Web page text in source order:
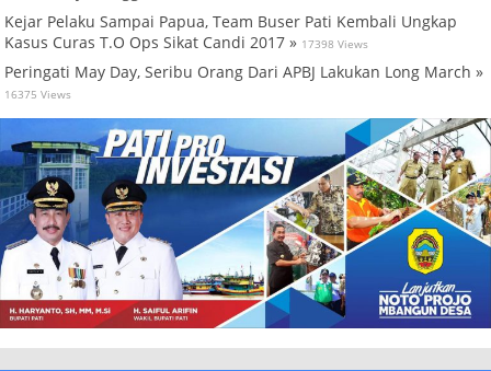
Kejar Pelaku Sampai Papua, Team Buser Pati Kembali Ungkap
Kasus Curas T.O Ops Sikat Candi 2017 » 17398 Views
Peringati May Day, Seribu Orang Dari APBJ Lakukan Long March »
16375 Views